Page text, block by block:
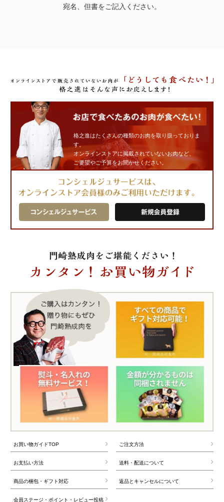
宛名、但書をご記入ください。
格之進はたくさんの種類のお肉を取り扱っておりま
す。
オンラインストアに掲載されていないお肉など、
ご要望やご予算をお聞かせください。
お買い物ガイドTOP ご注文方法
お支払い方法 送料・配送について
商品の梱包・ギフト対応 返品とキャンセルについて
会員ステージ・ポイント・レビュー投稿